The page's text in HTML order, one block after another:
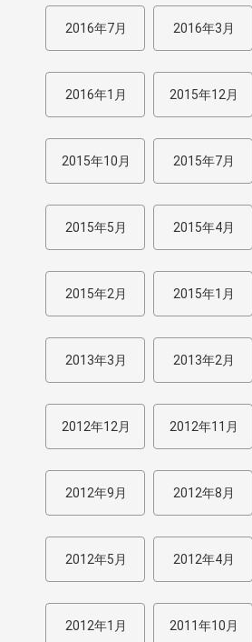
2016年7月 2016年3月
2016年1月 2015年12月
2015年10月 2015年7月
2015年5月 2015年4月
2015年2月 2015年1月
2013年3月 2013年2月
2012年12月 2012年11月
2012年9月 2012年8月
2012年5月 2012年4月
2012年1月 2011年10月